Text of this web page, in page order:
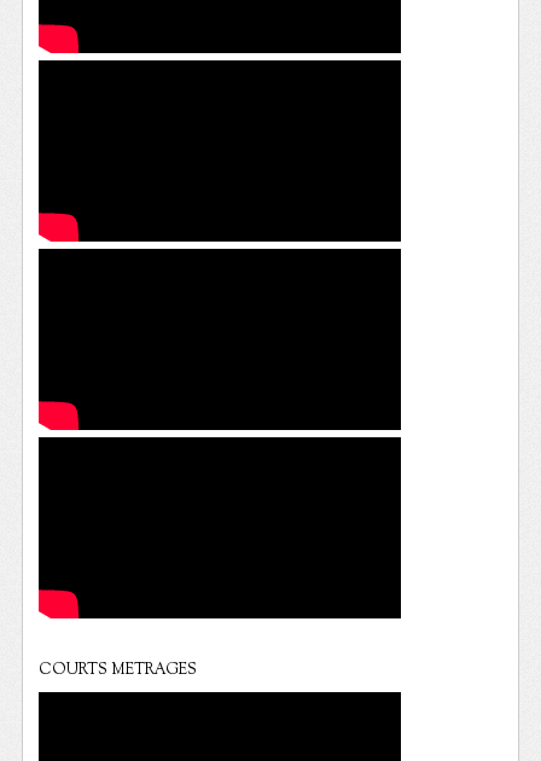
COURTS METRAGES